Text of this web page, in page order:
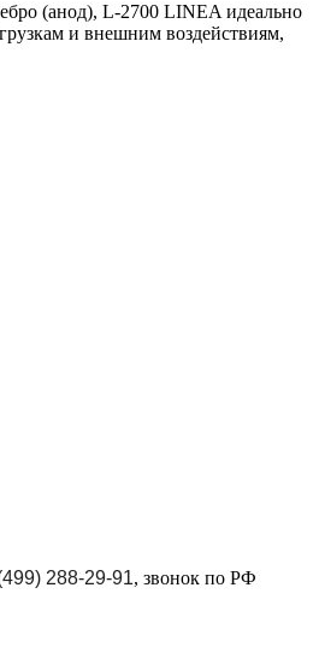
(анод), L-2700 LINEA идеально
и внешним воздействиям,
288-29-91, звонок по РФ